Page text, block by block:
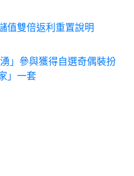
值雙倍返利重置說明
湧」參與獲得自選奇偶裝扮
」一套